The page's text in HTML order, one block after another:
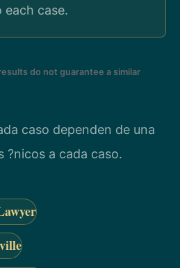
case.
do not guarantee a similar
caso dependen de una
?nicos a cada caso.